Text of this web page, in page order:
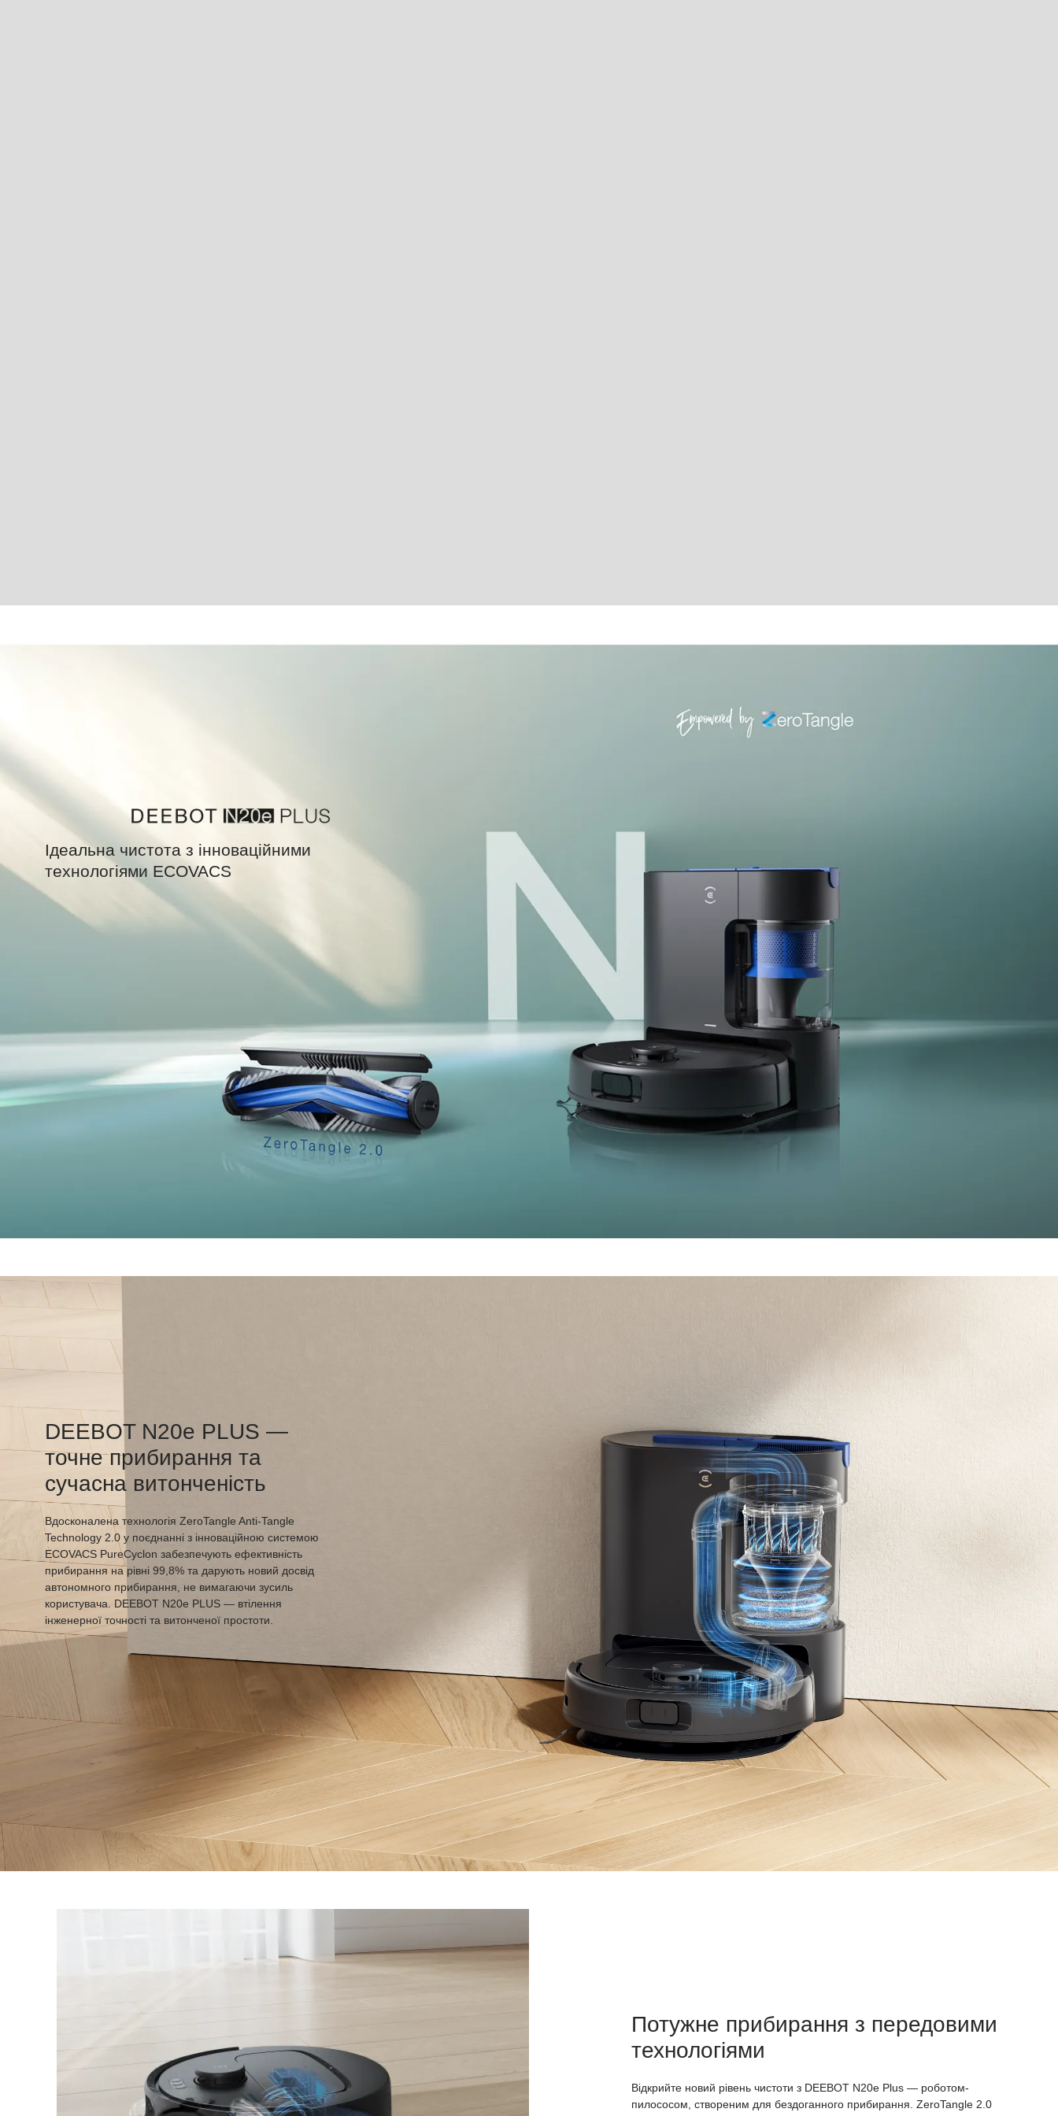
Ідеальна чистота з інноваційними
технологіями ECOVACS
DEEBOT N20e PLUS —
точне прибирання та
сучасна витонченість
Вдосконалена технологія ZeroTangle Anti-Tangle
Technology 2.0 у поєднанні з інноваційною системою
ECOVACS PureCyclon забезпечують ефективність
прибирання на рівні 99,8% та дарують новий досвід
автономного прибирання, не вимагаючи зусиль
користувача. DEEBOT N20e PLUS — втілення
інженерної точності та витонченої простоти.
Потужне прибирання з передовими
технологіями
Відкрийте новий рівень чистоти з DEEBOT N20e Plus — роботом-
пилососом, створеним для бездоганного прибирання. ZeroTangle 2.0